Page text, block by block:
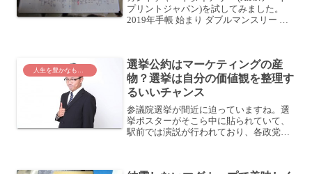
プリントジャパン)を試してみました。
2019年手帳 始まり ダブルマンスリー ガ
人生を豊かなものに
選挙公約はマーケティングの産
物？選挙は自分の価値観を整理す
るいいチャンス
参議院選挙が間近に迫っていますね。選
挙ポスターがそこら中に貼られていて、
駅前では演説が行われており、各政党、